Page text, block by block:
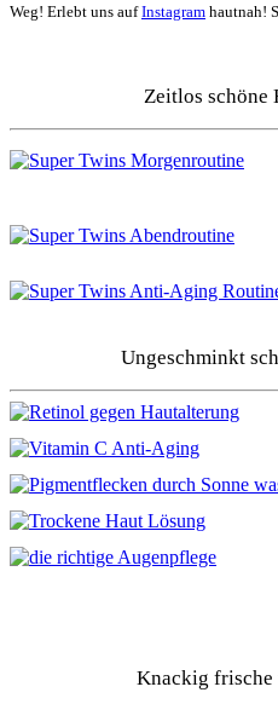
Weg! Erlebt uns aufInstagram hautnah!
Zeitlos schöne
Ungeschminkt
Knackig frische